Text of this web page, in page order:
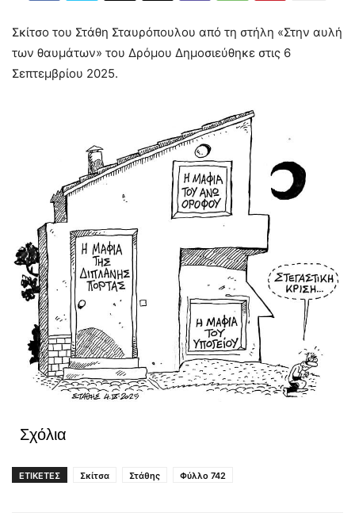
Σκίτσο του Στάθη Σταυρόπουλου από τη στήλη «Στην αυλή
των θαυμάτων» του Δρόμου Δημοσιεύθηκε στις 6
Σεπτεμβρίου 2025.
Σχόλια
ΕΤΙΚΕΤΕΣ Σκίτσα Στάθης Φύλλο 742